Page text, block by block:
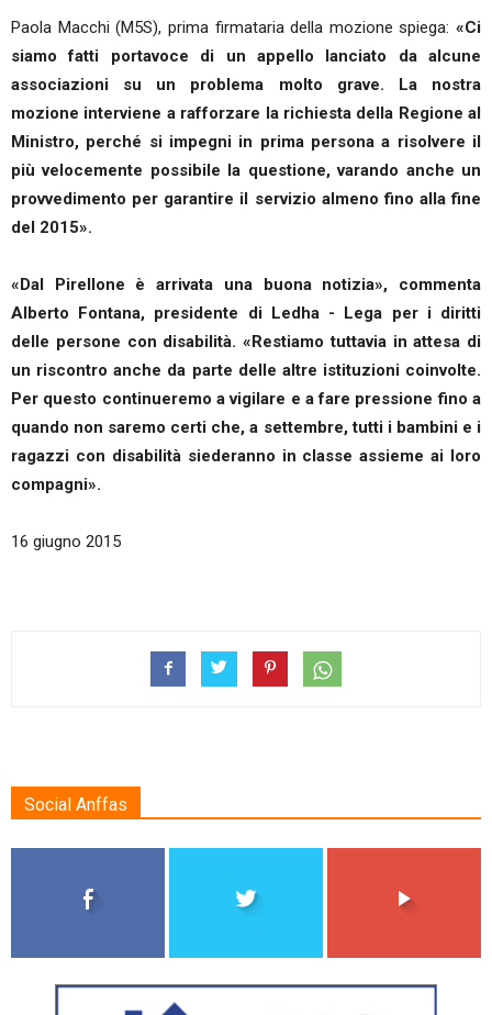
Paola Macchi (M5S), prima firmataria della mozione spiega: «Ci
siamo fatti portavoce di un appello lanciato da alcune
associazioni su un problema molto grave. La nostra
mozione interviene a rafforzare la richiesta della Regione al
Ministro, perché si impegni in prima persona a risolvere il
più velocemente possibile la questione, varando anche un
provvedimento per garantire il servizio almeno fino alla fine
del 2015».
«Dal Pirellone è arrivata una buona notizia», commenta
Alberto Fontana, presidente di Ledha - Lega per i diritti
delle persone con disabilità. «Restiamo tuttavia in attesa di
un riscontro anche da parte delle altre istituzioni coinvolte.
Per questo continueremo a vigilare e a fare pressione fino a
quando non saremo certi che, a settembre, tutti i bambini e i
ragazzi con disabilità siederanno in classe assieme ai loro
compagni».
16 giugno 2015
Social Anffas